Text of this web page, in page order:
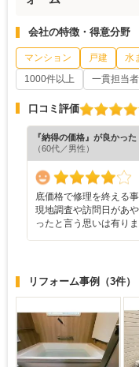
会社の特徴・得意分野
マンション 戸建 水
1000件以上
一貫担当
口コミ評価
『納得の価格』が良かった
（60代／男性）
底価格で修理を終える
現地調査や訪問日があ
ったと言う思いは有りま
リフォーム事例 （3件）